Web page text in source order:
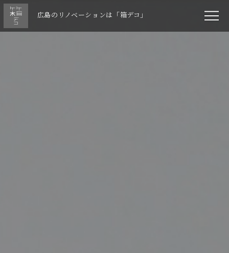
広島のリノベーションは「箱デコ」